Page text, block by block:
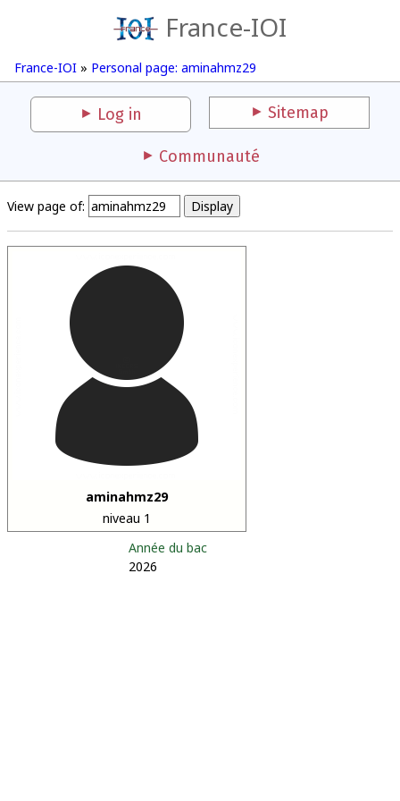
France-IOI
France-IOI » Personal page: aminahmz29
Log in Sitemap
Communauté
View page of:
aminahmz29
niveau 1
Année du bac
2026